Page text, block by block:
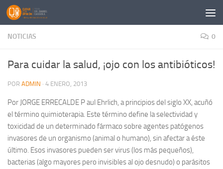
Saltar al contenido
NOTICIAS 0
Para cuidar la salud, ¡ojo con los antibióticos!
POR ADMIN · 4 ENERO, 2013
Por JORGE ERRECALDE P aul Ehrlich, a principios del siglo XX, acuñó
el término quimioterapia. Este término define la selectividad y
toxicidad de un determinado fármaco sobre agentes patógenos
invasores de un organismo (animal o humano), sin afectar a éste
último. Esos invasores pueden ser virus (los más pequeños),
bacterias (algo mayores pero invisibles al ojo desnudo) o parásitos